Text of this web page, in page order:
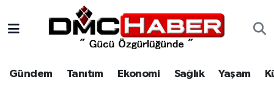
Gündem Tanıtım Ekonomi Sağlık Yaşam
Tanıtım
Nöbetçi Eczaneler
Hava Durumu